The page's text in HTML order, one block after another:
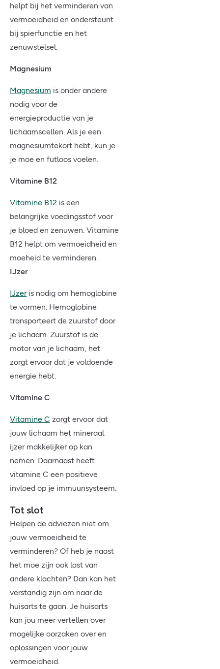
helpt bij het verminderen van
vermoeidheid en ondersteunt
bij spierfunctie en het
zenuwstelsel.
Magnesium
Magnesium is onder andere
nodig voor de
energieproductie van je
lichaamscellen. Als je een
magnesiumtekort hebt, kun je
je moe en futloos voelen.
Vitamine B12
Vitamine B12 is een
belangrijke voedingsstof voor
je bloed en zenuwen. Vitamine
B12 helpt om vermoeidheid en
moeheid te verminderen.
IJzer
IJzeris nodig om hemoglobine
te vormen. Hemoglobine
transporteert de zuurstof door
je lichaam. Zuurstof is de
motor van je lichaam, het
zorgt ervoor dat je voldoende
energie hebt.
Vitamine C
Vitamine C zorgt ervoor dat
jouw lichaam het mineraal
ijzer makkelijker op kan
nemen. Daarnaast heeft
vitamine C een positieve
invloed op je immuunsysteem.
Tot slot
Helpen de adviezen niet om
jouw vermoeidheid te
verminderen? Of heb je naast
het moe zijn ook last van
andere klachten? Dan kan het
verstandig zijn om naar de
huisarts te gaan. Je huisarts
kan jou meer vertellen over
mogelijke oorzaken over en
oplossingen voor jouw
vermoeidheid.